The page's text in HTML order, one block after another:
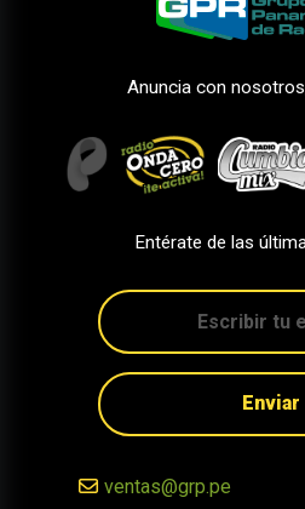
Anuncia con
Entérate de las
Enviar
ventas@grp.pe